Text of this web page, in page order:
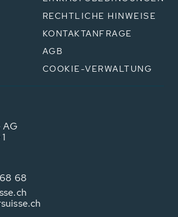
RECHTLICHE HINWEISE
KONTAKTANFRAGE
AGB
COOKIE-VERWALTUNG
AG
68